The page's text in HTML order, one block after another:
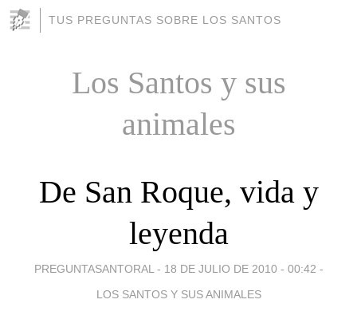
TUS PREGUNTAS SOBRE LOS SANTOS
Los Santos y sus
animales
De San Roque, vida y
leyenda
PREGUNTASANTORAL - 18 DE JULIO DE 2010 - 00:42 -
LOS SANTOS Y SUS ANIMALES